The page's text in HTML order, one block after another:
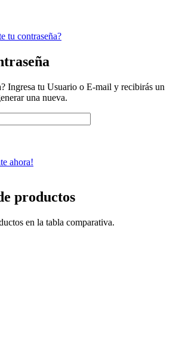
tu contraseña?
Ingresa tu Usuario o E-mail y recibirás un
una nueva.
ahora!